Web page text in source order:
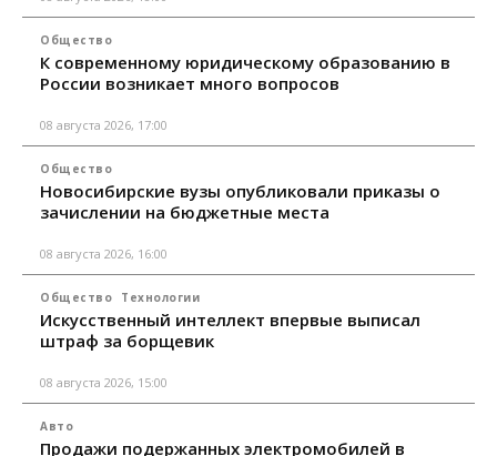
Общество
К современному юридическому образованию в
России возникает много вопросов
08 августа 2026, 17:00
Общество
Новосибирские вузы опубликовали приказы о
зачислении на бюджетные места
08 августа 2026, 16:00
Общество Технологии
Искусственный интеллект впервые выписал
штраф за борщевик
08 августа 2026, 15:00
Авто
Продажи подержанных электромобилей в